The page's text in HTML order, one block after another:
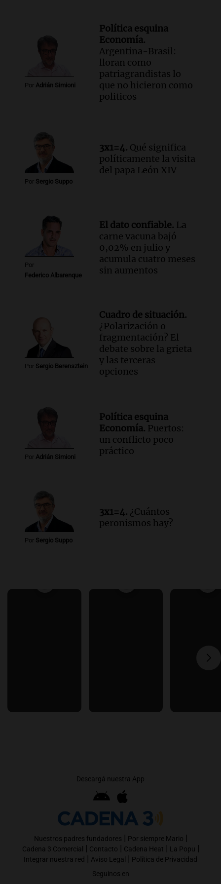
Por Adrián Simioni
Política esquina
Economía.
Argentina-Brasil:
lloran como
patriagrandistas lo
que no hicieron como
politicos
Por Sergio Suppo
3x1=4. Qué significa
políticamente la visita
del papa León XIV
Por
Federico Albarenque
El dato confiable. La
carne vacuna bajó
0,02% en julio y
acumula cuatro meses
sin aumentos
Por Sergio Berensztein
Cuadro de situación.
¿Polarización o
fragmentación? El
debate sobre la grieta
y las terceras
opciones
Por Adrián Simioni
Política esquina
Economía. Puertos:
un conflicto poco
práctico
Por Sergio Suppo
3x1=4. ¿Cuántos
peronismos hay?
Descargá nuestra App
Nuestros padres fundadores | Por siempre Mario |
Cadena 3 Comercial | Contacto | Cadena Heat | La Popu |
Integrar nuestra red | Aviso Legal | Política de Privacidad
Seguinos en